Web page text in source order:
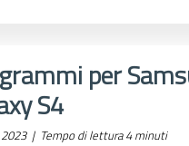
per
S4
| Tempo di lettura 4 minuti